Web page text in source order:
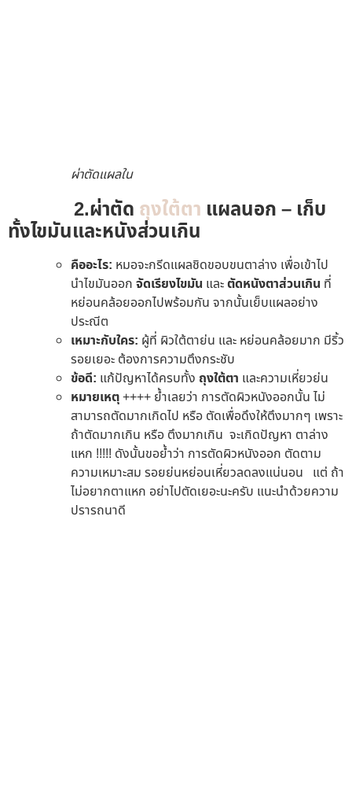
ผ่าตัดแผลใน
2.ผ่าตัด ถุงใต้ตา แผลนอก – เก็บ
ทั้งไขมันและหนังส่วนเกิน
คืออะไร: หมอจะกรีดแผลชิดขอบขนตาล่าง เพื่อเข้าไป
นำไขมันออก จัดเรียงไขมัน และตัดหนังตาส่วนเกิน ที่
หย่อนคล้อยออกไปพร้อมกัน จากนั้นเย็บแผลอย่าง
ประณีต
เหมาะกับใคร: ผู้ที่ ผิวใต้ตาย่น และ หย่อนคล้อยมาก มีริ้ว
รอยเยอะ ต้องการความตึงกระชับ
ข้อดี: แก้ปัญหาได้ครบทั้ง ถุงใต้ตา และความเหี่ยวย่น
หมายเหตุ++++ ย้ำเลยว่า การตัดผิวหนังออกนั้น ไม่
สามารถตัดมากเกิดไป หรือ ตัดเพื่อดึงให้ตึงมากๆ เพราะ
ถ้าตัดมากเกิน หรือ ตึงมากเกิน จะเกิดปัญหา ตาล่าง
แหก !!!!! ดังนั้นขอย้ำว่า การตัดผิวหนังออก ตัดตาม
ความเหมาะสม รอยย่นหย่อนเหี่ยวลดลงแน่นอน แต่ ถ้า
ไม่อยากตาแหก อย่าไปตัดเยอะนะครับ แนะนำด้วยความ
ปรารถนาดี